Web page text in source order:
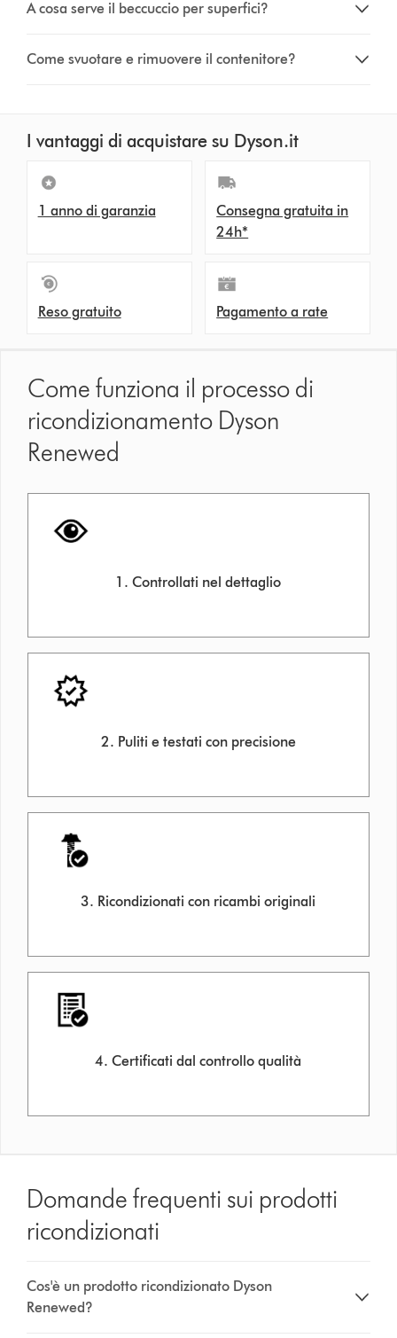
A cosa serve il beccuccio per superfici?
Come svuotare e rimuovere il contenitore?
I vantaggi di acquistare su Dyson.it
1 anno di garanzia
Consegna gratuita in
24h*
Reso gratuito Pagamento a rate
Come funziona il processo di
ricondizionamento Dyson
Renewed
1. Controllati nel dettaglio
2. Puliti e testati con precisione
3. Ricondizionati con ricambi originali
4. Certificati dal controllo qualità
Domande frequenti sui prodotti
ricondizionati
Cos'è un prodotto ricondizionato Dyson
Renewed?